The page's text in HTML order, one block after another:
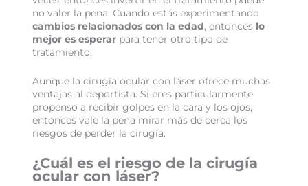
no valer la pena. Cuando estás experimentando
cambios relacionados con la edad, entonces lo
mejor es esperar para tener otro tipo de
tratamiento.
Aunque la cirugía ocular con láser ofrece muchas
ventajas al deportista. Si eres particularmente
propenso a recibir golpes en la cara y los ojos,
entonces vale la pena mirar más de cerca los
riesgos de perder la cirugía.
¿Cuál es el riesgo de la cirugía
ocular con láser?